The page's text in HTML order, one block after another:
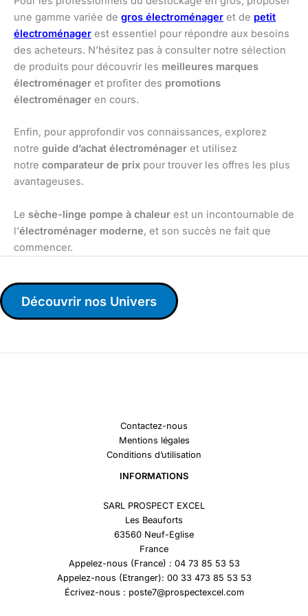
une gamme variée de gros électroménager et de petit
électroménager est essentiel pour répondre aux besoins
des acheteurs. N’hésitez pas à consulter notre sélection
de produits pour découvrir les meilleures marques
électroménager et profiter des promotions
électroménager en cours.
Enfin, pour approfondir vos connaissances, explorez
notre guide d’achat électroménager et utilisez
notre comparateur de prix pour trouver les offres les plus
avantageuses.
Le sèche-linge pompe à chaleur est un incontournable de
l’électroménager moderne, et son succès ne fait que
commencer.
Découvrir nos Univers
Contactez-nous
Mentions légales
Conditions d’utilisation
INFORMATIONS
SARL PROSPECT EXCEL
Les Beauforts
63560 Neuf-Eglise
France
Appelez-nous (France) : 04 73 85 53 53
Appelez-nous (Etranger): 00 33 473 85 53 53
Écrivez-nous : poste7@prospectexcel.com